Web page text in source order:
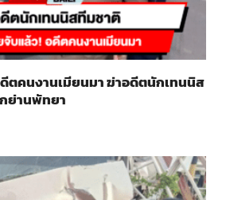
ตคนงานเมียนมา ฆ่าอดีตนักเทนนิส
ย่านพัทยา